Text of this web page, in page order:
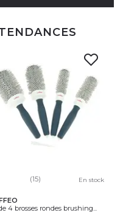
(15) En stock
4 brosses rondes brushing...